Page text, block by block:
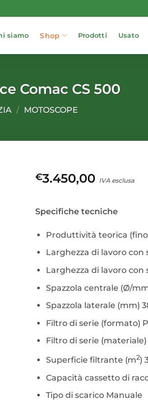
siamo Shop Prodotti Usato
Comac CS 500
/ MOTOSCOPE
€3.450,00 IVA esclusa
Specifiche tecniche
Produttività teorica (fino
Larghezza di lavoro con
Larghezza di lavoro con
Spazzola centrale (Ø/
Spazzola laterale (mm)
Filtro di serie (formato)
Filtro di serie (materiale)
Superficie filtrante (m2)
Capacità cassetto di
Tipo di scarico Manuale